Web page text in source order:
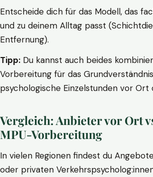
Entscheide dich für das Modell, das
und zu deinem Alltag passt
Entfernung).
Tipp: Du kannst auch beides
Vorbereitung für das
psychologische Einzelstunden vor Ort
Vergleich: Anbieter vor Ort
MPU-Vorbereitung
In vielen Regionen findest du Angebote
oder privaten